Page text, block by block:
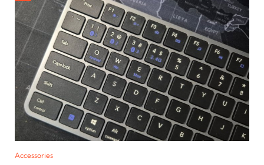
Accessories